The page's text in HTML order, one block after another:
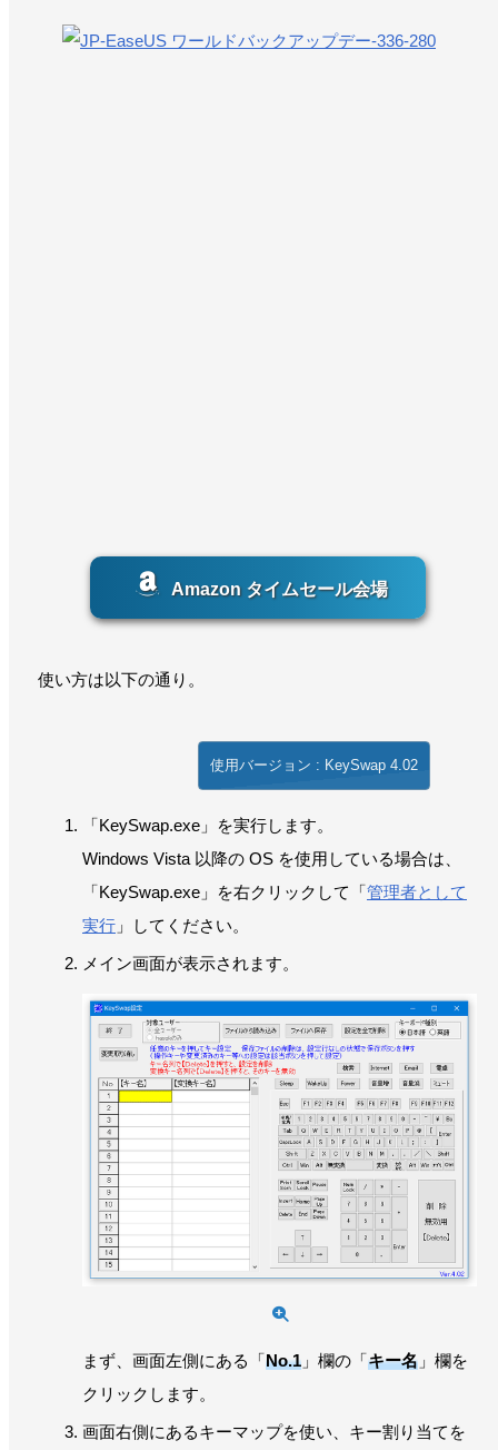
Amazon タイムセール会場
使い方は以下の通り。
使用バージョン : KeySwap 4.02
「KeySwap.exe」を実行します。
Windows Vista 以降の OS を使用している場合は、
「KeySwap.exe」を右クリックして「管理者として
実行 」してください。
メイン画面が表示されます。
まず、画面左側にある「No.1 」欄の「キー名 」欄を
クリックします。
画面右側にあるキーマップを使い、キー割り当てを